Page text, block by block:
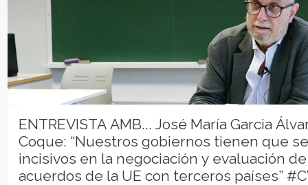
ENTREVISTA AMB... José María Garcia
Coque: “Nuestros gobiernos tienen que
incisivos en la negociación y evaluación
acuerdos de la UE con terceros países”